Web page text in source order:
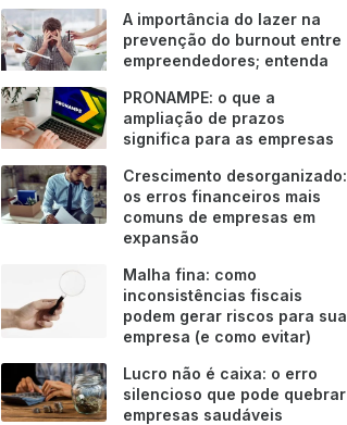
A importância do lazer na
prevenção do burnout entre
empreendedores; entenda
PRONAMPE: o que a
ampliação de prazos
significa para as empresas
Crescimento desorganizado:
os erros financeiros mais
comuns de empresas em
expansão
Malha fina: como
inconsistências fiscais
podem gerar riscos para sua
empresa (e como evitar)
Lucro não é caixa: o erro
silencioso que pode quebrar
empresas saudáveis